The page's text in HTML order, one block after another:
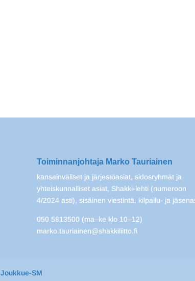
Toiminnanjohtaja Marko Tauriainen
kansainväliset ja järjestöasiat, sidosryhmät ja
yhteiskunnalliset asiat, Shakki-lehti (numeroon
4/2024 asti), sisäinen viestintä, kilpailu- ja
050 5813500 (ma–ke klo 10–12)
marko.tauriainen@shakkiliitto.fi
Joukkue-SM